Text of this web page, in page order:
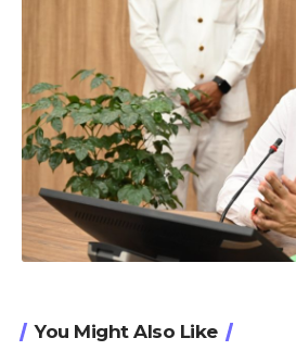
You Might Also Like